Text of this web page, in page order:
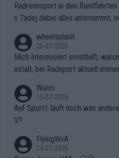
Radrennsport in den
s Tadej dabei alles unternimmt, nebst
ganze Team auch mental stark
olg teilzuhaben, ist ihm ganz
chen weit über den Radsport
wheelsplash
26-07-2026
Mich interessiert ernsthaft,
estalt, bei Radsport aktuell
Wurm
15-07-2026
Auf Sport1 läuft noch was
V?
FlyingWvA
14-07-2026